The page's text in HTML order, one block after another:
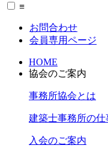
≡
お問合わせ
会員専用ページ
HOME
協会のご案内
事務所協会とは
建築士事務所の仕
入会のご案内